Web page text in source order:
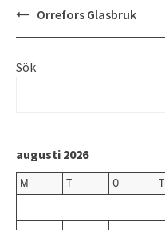
Inläggsnavigering
Orrefors Glasbruk
Sök
augusti 2026
M T O T